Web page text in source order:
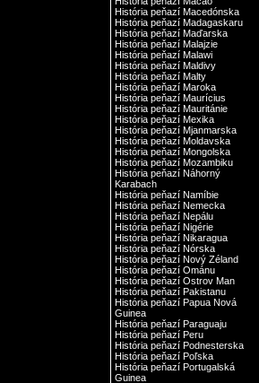
História peňazí Macedónska
História peňazí Madagaskaru
História peňazí Maďarska
História peňazí Malajzie
História peňazí Malawi
História peňazí Maldivy
História peňazí Malty
História peňazí Maroka
História peňazí Maurícius
História peňazí Mauritánie
História peňazí Mexika
História peňazí Mjanmarska
História peňazí Moldavska
História peňazí Mongolska
História peňazí Mozambiku
História peňazí Náhorný
Karabach
História peňazí Namíbie
História peňazí Nemecka
História peňazí Nepálu
História peňazí Nigérie
História peňazí Nikaragua
História peňazí Nórska
História peňazí Nový Zéland
História peňazí Ománu
História peňazí Ostrov Man
História peňazí Pakistanu
História peňazí Papua Nová
Guinea
História peňazí Paraguaju
História peňazí Peru
História peňazí Podnesterska
História peňazí Poľska
História peňazí Portugalská
Guinea